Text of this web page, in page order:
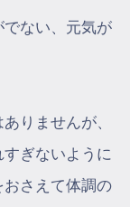
ない、元気が
りませんが、
ぎないように
さえて体調の